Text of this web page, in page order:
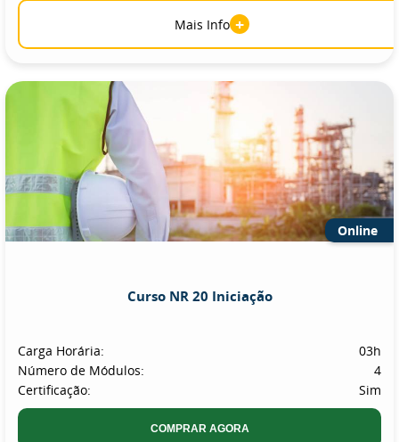
Mais Info +
Online
Curso NR 20 Iniciação
Carga Horária:
03h
Número de Módulos:
4
Certificação:
Sim
COMPRAR AGORA